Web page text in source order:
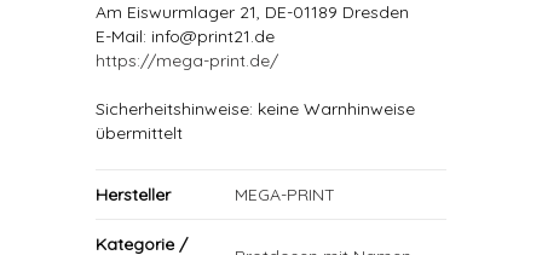
Am Eiswurmlager 21, DE-01189 Dresden
E-Mail: info@print21.de
https://mega-print.de/
Sicherheitshinweise: keine Warnhinweise
übermittelt
Hersteller MEGA-PRINT
Kategorie /